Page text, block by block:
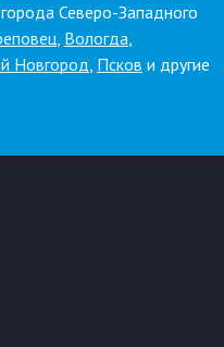
Северо-Западного
, Вологда,
Новгород, Псков и другие